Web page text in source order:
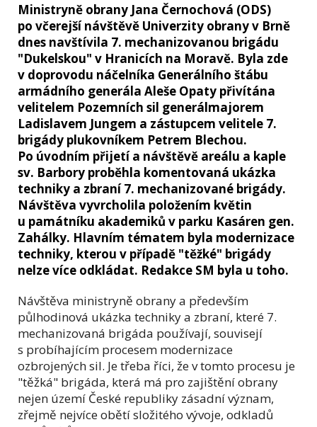
Ministryně obrany Jana Černochová (ODS)
po včerejší návštěvě Univerzity obrany v Brně
dnes navštívila 7. mechanizovanou brigádu
"Dukelskou" v Hranicích na Moravě. Byla zde
v doprovodu náčelníka Generálního štábu
armádního generála Aleše Opaty přivítána
velitelem Pozemních sil generálmajorem
Ladislavem Jungem a zástupcem velitele 7.
brigády plukovníkem Petrem Blechou.
Po úvodním přijetí a návštěvě areálu a kaple
sv. Barbory proběhla komentovaná ukázka
techniky a zbraní 7. mechanizované brigády.
Návštěva vyvrcholila položením květin
u památníku akademiků v parku Kasáren gen.
Zahálky. Hlavním tématem byla modernizace
techniky, kterou v případě "těžké" brigády
nelze více odkládat. Redakce SM byla u toho.
Návštěva ministryně obrany a především
půlhodinová ukázka techniky a zbraní, které 7.
mechanizovaná brigáda používají, souvisejí
s probíhajícím procesem modernizace
ozbrojených sil. Je třeba říci, že v tomto procesu je
"těžká" brigáda, která má pro zajištění obrany
nejen území České republiky zásadní význam,
zřejmě nejvíce obětí složitého vývoje, odkladů